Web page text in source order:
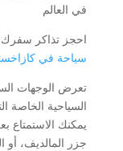
احجز تذاكر
سياحة في
تعرض الوجهات
السياحية الخاصة
يمكنك الاستمتاع
جزر المالديف، أو